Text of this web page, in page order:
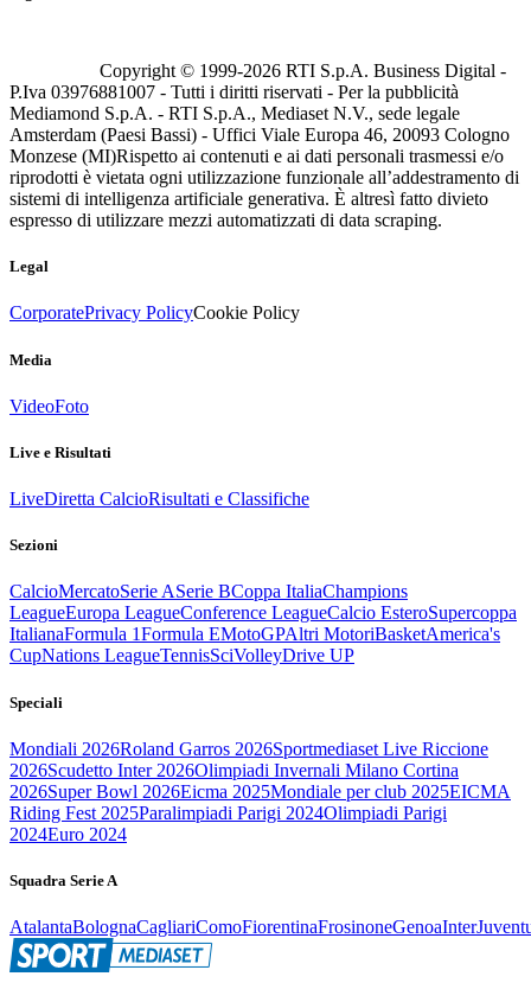
Copyright © 1999-2026 RTI S.p.A. Business Digital -
P.Iva 03976881007 - Tutti i diritti riservati - Per la pubblicità
Mediamond S.p.A. - RTI S.p.A., Mediaset N.V., sede legale
Amsterdam (Paesi Bassi) - Uffici Viale Europa 46, 20093 Cologno
Monzese (MI)Rispetto ai contenuti e ai dati personali trasmessi e/o
riprodotti è vietata ogni utilizzazione funzionale all’addestramento di
sistemi di intelligenza artificiale generativa. È altresì fatto divieto
espresso di utilizzare mezzi automatizzati di data scraping.
Legal
CorporatePrivacy PolicyCookie Policy
Media
VideoFoto
Live e Risultati
LiveDiretta CalcioRisultati e Classifiche
Sezioni
CalcioMercatoSerie ASerie BCoppa ItaliaChampions
LeagueEuropa LeagueConference LeagueCalcio EsteroSupercoppa
ItalianaFormula 1Formula EMotoGPAltri MotoriBasketAmerica's
CupNations LeagueTennisSciVolleyDrive UP
Speciali
Mondiali 2026Roland Garros 2026Sportmediaset Live Riccione
2026Scudetto Inter 2026Olimpiadi Invernali Milano Cortina
2026Super Bowl 2026Eicma 2025Mondiale per club 2025EICMA
Riding Fest 2025Paralimpiadi Parigi 2024Olimpiadi Parigi
2024Euro 2024
Squadra Serie A
AtalantaBolognaCagliariComoFiorentinaFrosinoneGenoaInter